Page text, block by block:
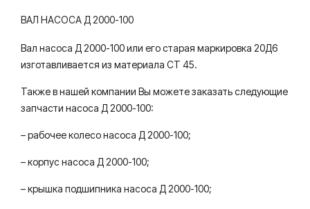
ВАЛ НАСОСА Д 2000-100
Вал насоса Д 2000-100 или его старая маркировка 20Д6
изготавливается из материала СТ 45.
Также в нашей компании Вы можете заказать следующие
запчасти насоса Д 2000-100:
– рабочее колесо насоса Д 2000-100;
– корпус насоса Д 2000-100;
– крышка подшипника насоса Д 2000-100;